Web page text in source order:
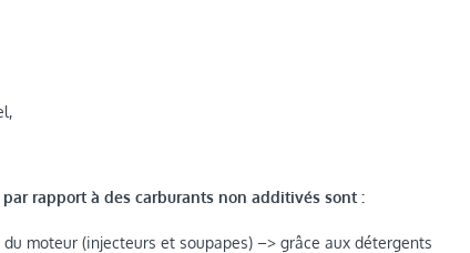
rapport à des carburants non additivés sont :
moteur (injecteurs et soupapes) –> grâce aux détergents